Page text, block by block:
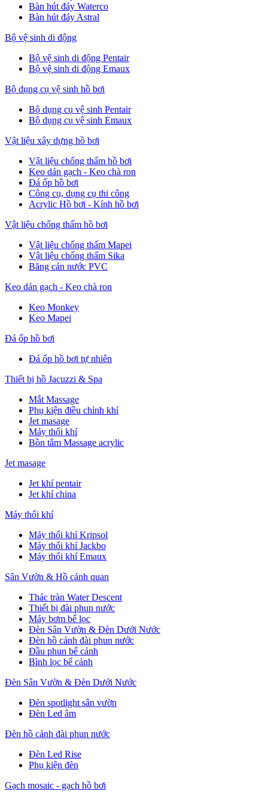
Bàn hút đáy Waterco
Bàn hút đáy Astral
Bộ vệ sinh di động
Bộ vệ sinh di động Pentair
Bộ vệ sinh di động Emaux
Bộ dụng cụ vệ sinh hồ bơi
Bộ dụng cụ vệ sinh Pentair
Bộ dụng cụ vệ sinh Emaux
Vật liệu xây dựng hồ bơi
Vật liệu chống thấm hồ bơi
Keo dán gạch - Keo chà ron
Đá ốp hồ bơi
Công cụ, dụng cụ thi công
Acrylic Hồ bơi - Kính hồ bơi
Vật liệu chống thấm hồ bơi
Vật liệu chống thấm Mapei
Vật liệu chống thấm Sika
Băng cản nước PVC
Keo dán gạch - Keo chà ron
Keo Monkey
Keo Mapei
Đá ốp hồ bơi
Đá ốp hồ bơi tự nhiên
Thiết bị hồ Jacuzzi & Spa
Mắt Massage
Phụ kiện điều chỉnh khí
Jet masage
Máy thổi khí
Bồn tắm Massage acrylic
Jet masage
Jet khí pentair
Jet khí china
Máy thổi khí
Máy thổi khí Kripsol
Máy thổi khí Jackbo
Máy thổi khí Emaux
Sân Vườn & Hồ cảnh quan
Thác tràn Water Descent
Thiết bị đài phun nước
Máy bơm bể lọc
Đèn Sân Vườn & Đèn Dưới Nước
Đèn hồ cảnh đài phun nước
Đầu phun bể cảnh
Bình lọc bể cảnh
Đèn Sân Vườn & Đèn Dưới Nước
Đèn spotlight sân vườn
Đèn Led âm
Đèn hồ cảnh đài phun nước
Đèn Led Rise
Phụ kiện đèn
Gạch mosaic - gạch hồ bơi